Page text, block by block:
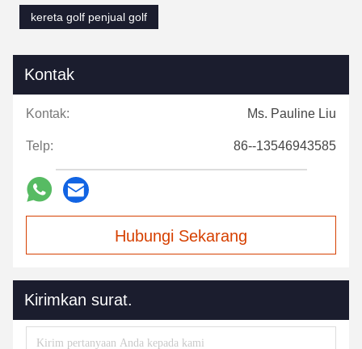
kereta golf penjual golf
Kontak
Kontak: Ms. Pauline Liu
Telp: 86--13546943585
Hubungi Sekarang
Kirimkan surat.